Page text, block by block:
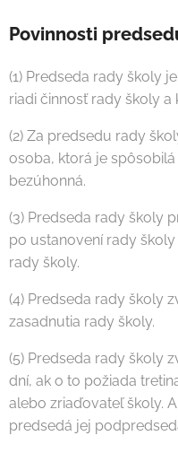
Povinnosti
(1) Predseda rady školy
riadi činnosť rady školy a
(2) Za predsedu rady
osoba, ktorá je
bezúhonná.
(3) Predseda rady školy
po ustanovení rady
rady školy.
(4) Predseda rady školy
zasadnutia rady školy.
(5) Predseda rady školy
dní, ak o to požiada
alebo zriaďovateľ školy.
predsedá jej